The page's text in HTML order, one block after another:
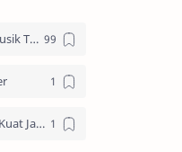
Alat Musik Tradisional
Calon Kuat Jadi Panglima TNI